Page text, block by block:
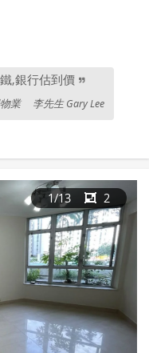
,銀行估到價
業 李先生 Gary Lee
1/13 2